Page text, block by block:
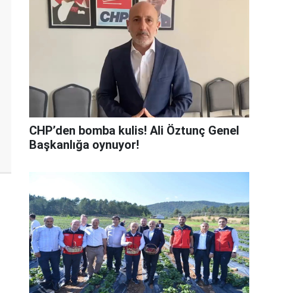
CHP’den bomba kulis! Ali Öztunç Genel
Başkanlığa oynuyor!